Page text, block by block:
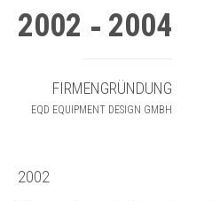
2004
2002
FIRMENGRÜNDUNG
EQD EQUIPMENT DESIGN GMBH
2002